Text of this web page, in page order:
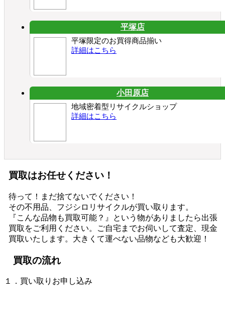
平塚店
平塚限定のお買得商品揃い
詳細はこちら
小田原店
地域密着型リサイクルショップ
詳細はこちら
買取はお任せください！
待って！まだ捨てないでください！
その不用品、フジシロリサイクルが買い取ります。
『こんな品物も買取可能？』という物がありましたら出張
買取をご利用ください。ご自宅までお伺いして査定、現金
買取いたします。大きくて運べない品物なども大歓迎！
買取の流れ
１．買い取りお申し込み